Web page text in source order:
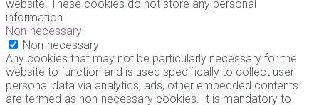
website. These cookies do not store any personal
information.
Non-necessary
Non-necessary
Any cookies that may not be particularly necessary for the
website to function and is used specifically to collect user
personal data via analytics, ads, other embedded contents
are termed as non-necessary cookies. It is mandatory to